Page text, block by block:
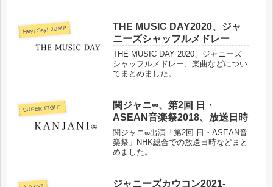
Hey! Say! JUMP
THE MUSIC DAY2020、ジャ
ニーズシャッフルメドレー
THE MUSIC DAY 2020、ジャニーズ
シャッフルメドレー、楽曲などについ
てまとめました。
SUPER EIGHT
関ジャニ∞、第2回 日・
ASEAN音楽祭2018、放送日時
関ジャニ∞出演「第2回 日・ASEAN音
楽祭」NHK総合での放送日時などまと
めました。
ジャニーズカウコン2021-